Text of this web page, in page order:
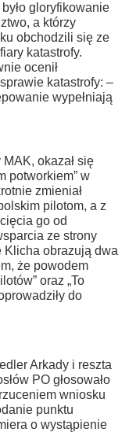
gloryfikowanie
a którzy
obchodzili się ze
katastrofy.
ocenił
katastrofy: –
wypełniają
okazał się
potworkiem” w
zmieniał
pilotom, a z
go od
ze strony
Klicha obrazują dwa
że powodem
oraz „To
do
Arkady i reszta
PO głosowało
wniosku
punktu
o wystąpienie